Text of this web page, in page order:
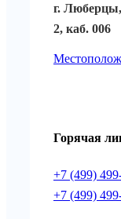
г.
2, каб. 006
Горячая
+7 (499)
+7 (499)